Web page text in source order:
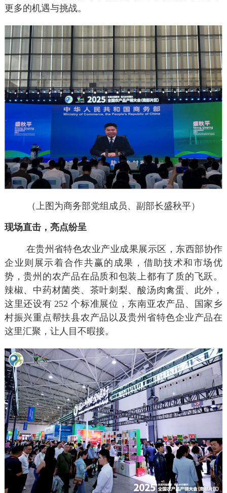
更多的机遇与挑战。
（ 上图为商务部党组成员、副部长盛秋平）
现场直击，亮点纷呈
在贵州省特色农业产业成果展示区，东西部协作
企业则展示着合作共赢的成果，借助技术和市场优
势，贵州的农产品在品质和包装上都有了质的飞跃。
辣椒、中药材菌类、茶叶刺梨、酸汤肉禽蛋、此外，
这里还设有 252 个标准展位，东南亚农产品、国家乡
村振兴重点帮扶县农产品以及贵州省特色企业产品在
这里汇聚，让人目不暇接。